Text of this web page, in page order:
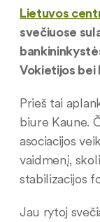
Lietuvos
svečiuose
Vokietijos bei
Prieš tai
biure Kaune.
asociacijos
vaidmenį,
stabilizacijos
Jau rytoj